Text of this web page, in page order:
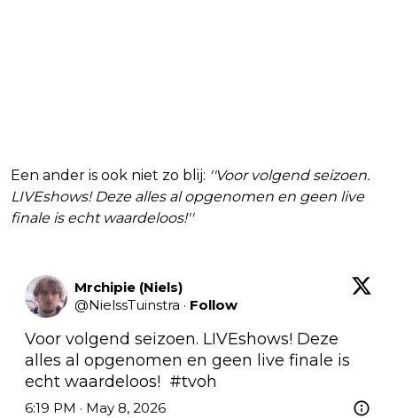
Een ander is ook niet zo blij: ''Voor volgend seizoen.
LIVEshows! Deze alles al opgenomen en geen live
finale is echt waardeloos!''
Mrchipie (Niels)
@NielssTuinstra · Follow
Voor volgend seizoen. LIVEshows! Deze
alles al opgenomen en geen live finale is
echt waardeloos! #tvoh
6:19 PM · May 8, 2026